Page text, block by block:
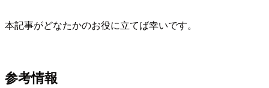
本記事がどなたかのお役に立てば幸いです。
参考情報